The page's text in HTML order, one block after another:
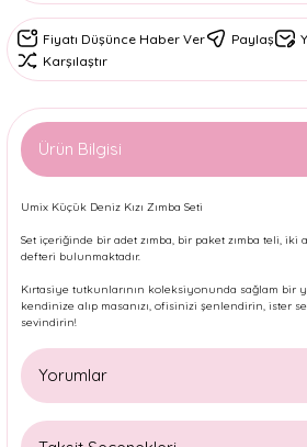
Fiyatı Düşünce Haber Ver Paylaş
Karşılaştır
Ürün Bilgisi
Umix Küçük Deniz Kızı Zımba Seti
Set içeriğinde bir adet zımba, bir paket zımba teli, iki
defteri bulunmaktadır.
Kırtasiye tutkunlarının koleksiyonunda sağlam bir
kendinize alıp masanızı, ofisinizi şenlendirin, ister
sevindirin!
Yorumlar